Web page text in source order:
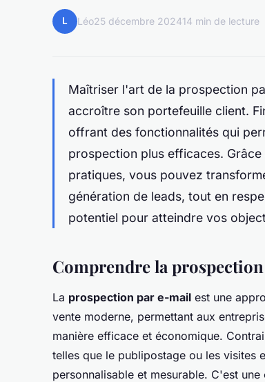
L Léo25 décembre 202414 min de lecture
Maîtriser l'art de la prospection
accroître son portefeuille client.
offrant des fonctionnalités qui
prospection plus efficaces.
pratiques, vous pouvez
génération de leads, tout en
potentiel pour atteindre vos
Comprendre la
La prospection par e-mail est une
vente moderne, permettant aux
manière efficace et économique.
telles que le publipostage ou les visites
personnalisable et mesurable. C'est